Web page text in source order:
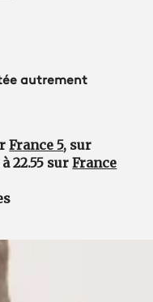
autrement
France 5, sur
22.55 surFrance